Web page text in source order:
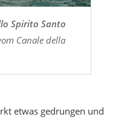
Spirito Santo
Canale della
etwas gedrungen und